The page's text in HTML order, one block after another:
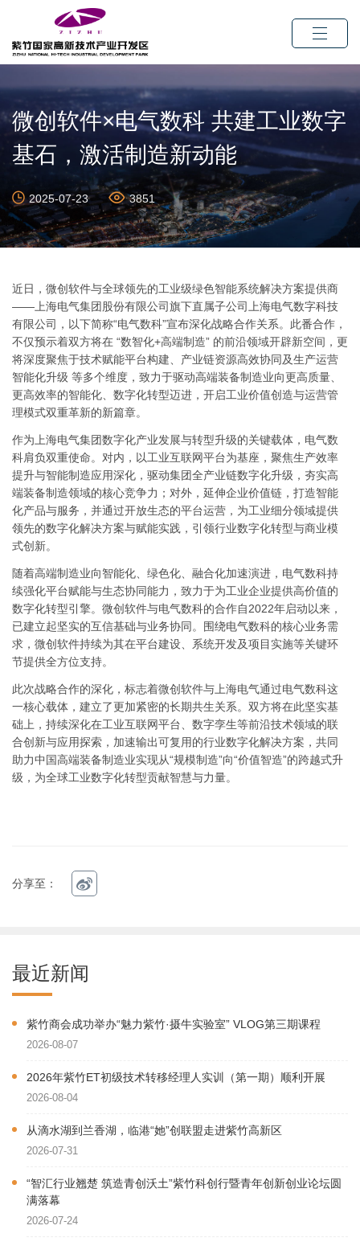
微创软件×电气数科 共建工业数字
基石，激活制造新动能
2025-07-23 3851
近日，微创软件与全球领先的工业级绿色智能系统解决方案提供商
——上海电气集团股份有限公司旗下直属子公司上海电气数字科技
有限公司，以下简称“电气数科”宣布深化战略合作关系。此番合作，
不仅预示着双方将在 “数智化+高端制造” 的前沿领域开辟新空间，更
将深度聚焦于技术赋能平台构建、产业链资源高效协同及生产运营
智能化升级 等多个维度，致力于驱动高端装备制造业向更高质量、
更高效率的智能化、数字化转型迈进，开启工业价值创造与运营管
理模式双重革新的新篇章。
作为上海电气集团数字化产业发展与转型升级的关键载体，电气数
科肩负双重使命。对内，以工业互联网平台为基座，聚焦生产效率
提升与智能制造应用深化，驱动集团全产业链数字化升级，夯实高
端装备制造领域的核心竞争力；对外，延伸企业价值链，打造智能
化产品与服务，并通过开放生态的平台运营，为工业细分领域提供
领先的数字化解决方案与赋能实践，引领行业数字化转型与商业模
式创新。
随着高端制造业向智能化、绿色化、融合化加速演进，电气数科持
续强化平台赋能与生态协同能力，致力于为工业企业提供高价值的
数字化转型引擎。微创软件与电气数科的合作自2022年启动以来，
已建立起坚实的互信基础与业务协同。围绕电气数科的核心业务需
求，微创软件持续为其在平台建设、系统开发及项目实施等关键环
节提供全方位支持。
此次战略合作的深化，标志着微创软件与上海电气通过电气数科这
一核心载体，建立了更加紧密的长期共生关系。双方将在此坚实基
础上，持续深化在工业互联网平台、数字孪生等前沿技术领域的联
合创新与应用探索，加速输出可复用的行业数字化解决方案，共同
助力中国高端装备制造业实现从“规模制造”向“价值智造”的跨越式升
级，为全球工业数字化转型贡献智慧与力量。
分享至：
最近新闻
紫竹商会成功举办“魅力紫竹·摄牛实验室” VLOG第三期课程
2026-08-07
2026年紫竹ET初级技术转移经理人实训（第一期）顺利开展
2026-08-04
从滴水湖到兰香湖，临港“她”创联盟走进紫竹高新区
2026-07-31
“智汇行业翘楚 筑造青创沃土”紫竹科创行暨青年创新创业论坛圆
满落幕
2026-07-24